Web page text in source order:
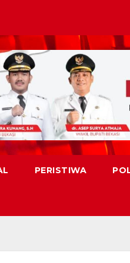
PERISTIWA